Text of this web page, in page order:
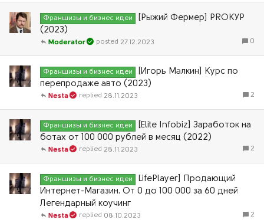
Франшизы и бизнес идеи
[Рыжий Фермер] PROКУР
(2023)
0
27.12.2023
Moderator
Франшизы и бизнес идеи
[Игорь Малкин] Курс по
перепродаже авто (2023)
2
28.11.2023
Nesta
Франшизы и бизнес идеи
[Elite Infobiz] Заработок на
ботах от 100 000 рублей в месяц (2022)
2
28.11.2023
Nesta
Франшизы и бизнес идеи
LifePlayer] Продающий
Интернет-Магазин. От 0 до 100 000 за 60 дней
Легендарный коучинг
2
08.10.2023
Nesta